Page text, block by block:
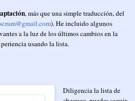
, más que una simple traducción, del
). He incluido algunos
a la luz de los últimos cambios en la
usando la lista.
Diligencia la lista de